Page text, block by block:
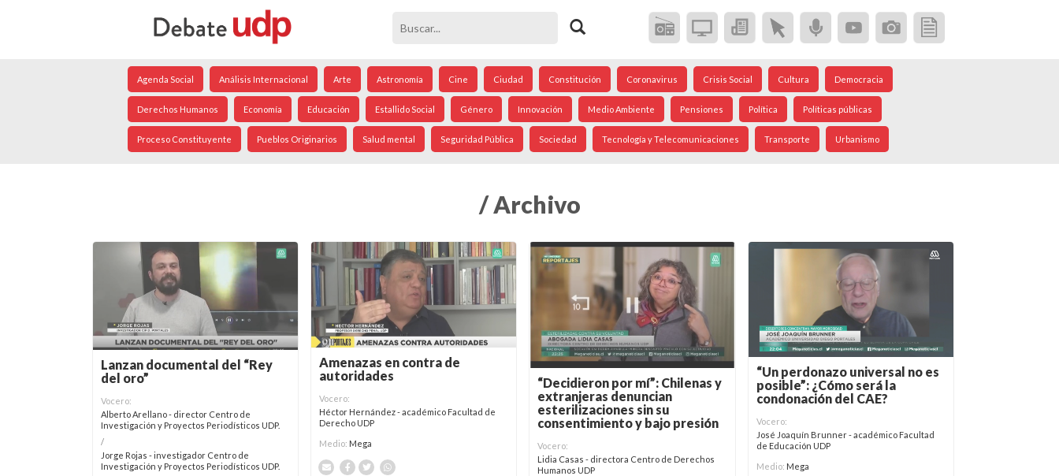
Agenda Social Análisis Internacional Arte Astronomía Cine Ciudad Constitución Coronavirus Crisis Social Cultura Democracia
Derechos Humanos Economía Educación Estallido Social Género Innovación Medio Ambiente Pensiones Política Políticas públicas
Proceso Constituyente Pueblos Originarios Salud mental Seguridad Pública Sociedad Tecnología y Telecomunicaciones Transporte Urbanismo
/ Archivo
Lanzan documental del “Rey
del oro”
Vocero:
Alberto Arellano - director Centro de
Investigación y Proyectos Periodísticos UDP.
/
Jorge Rojas - investigador Centro de
Investigación y Proyectos Periodísticos UDP.
Amenazas en contra de
autoridades
Vocero:
Héctor Hernández - académico Facultad de
Derecho UDP
Medio: Mega
“Decidieron por mí”: Chilenas y
extranjeras denuncian
esterilizaciones sin su
consentimiento y bajo presión
Vocero:
Lidia Casas - directora Centro de Derechos
Humanos UDP
“Un perdonazo universal no es
posible”: ¿Cómo será la
condonación del CAE?
Vocero:
José Joaquín Brunner - académico Facultad
de Educación UDP
Medio: Mega